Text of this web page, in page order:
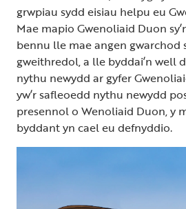
grwpiau sydd eisiau helpu eu
Mae mapio Gwenoliaid Duon
bennu lle mae angen gwarchod
gweithredol, a lle byddai’n well
nythu newydd ar gyfer
yw’r safleoedd nythu newydd
presennol o Wenoliaid Duon, y
byddant yn cael eu defnyddio.